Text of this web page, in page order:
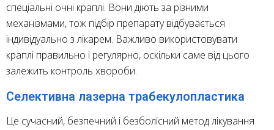
спеціальні очні краплі. Вони діють за різними
механізмами, тож підбір препарату відбувається
індивідуально з лікарем. Важливо використовувати
краплі правильно і регулярно, оскільки саме від цього
залежить контроль хвороби.
Селективна лазерна трабекулопластика
Це сучасний, безпечний і безболісний метод лікування